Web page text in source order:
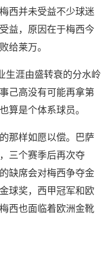
西并未受益不少球迷
益，原因在于梅西今
给莱万。
生涯由盛转衰的分水岭
己高没有可能再拿第
算是个体系球员。
那样如愿以偿。巴萨
三个赛季后再次夺
缺席会对梅西争夺金
球奖，西甲冠军和欧
西也面临着欧洲金靴